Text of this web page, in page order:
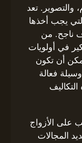
والتصوير. تعد
يجب أخذها
ناجح. من
في أولويات
أن تكون
فعالة
على الأزواج
المجالات